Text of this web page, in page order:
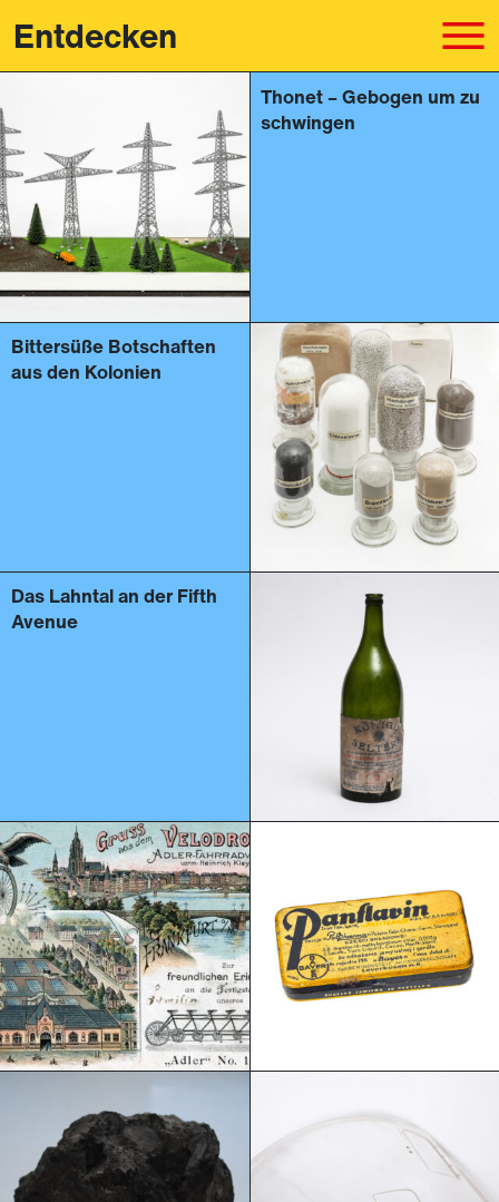
Entdecken
Bittersüße Botschaften
aus den Kolonien
Das Lahntal an der Fifth
Avenue
Thonet – Gebogen um zu
schwingen